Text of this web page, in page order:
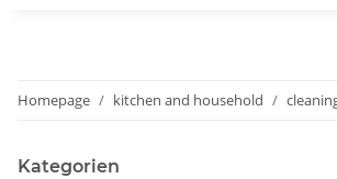
Homepage kitchen and household
Kategorien